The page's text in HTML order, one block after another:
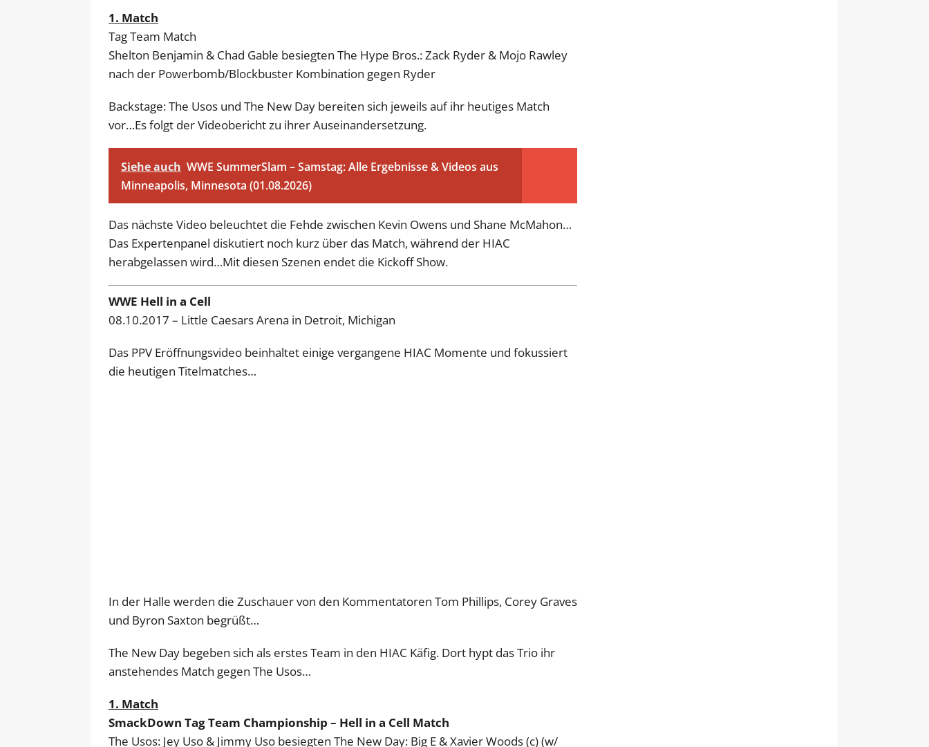
1. Match
Tag Team Match
Shelton Benjamin & Chad Gable besiegten The Hype Bros.: Zack Ryder & Mojo Rawley
nach der Powerbomb/Blockbuster Kombination gegen Ryder
Backstage: The Usos und The New Day bereiten sich jeweils auf ihr heutiges Match
vor…Es folgt der Videobericht zu ihrer Auseinandersetzung.
Siehe auch WWE SummerSlam – Samstag: Alle Ergebnisse & Videos aus
Minneapolis, Minnesota (01.08.2026)
Das nächste Video beleuchtet die Fehde zwischen Kevin Owens und Shane McMahon…
Das Expertenpanel diskutiert noch kurz über das Match, während der HIAC
herabgelassen wird…Mit diesen Szenen endet die Kickoff Show.
WWE Hell in a Cell
08.10.2017 – Little Caesars Arena in Detroit, Michigan
Das PPV Eröffnungsvideo beinhaltet einige vergangene HIAC Momente und fokussiert
die heutigen Titelmatches…
In der Halle werden die Zuschauer von den Kommentatoren Tom Phillips, Corey Graves
und Byron Saxton begrüßt…
The New Day begeben sich als erstes Team in den HIAC Käfig. Dort hypt das Trio ihr
anstehendes Match gegen The Usos…
1. Match
SmackDown Tag Team Championship – Hell in a Cell Match
The Usos: Jey Uso & Jimmy Uso besiegten The New Day: Big E & Xavier Woods (c) (w/